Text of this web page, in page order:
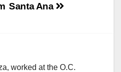
Santa Ana
worked at the O.C.